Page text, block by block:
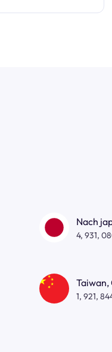
Nach
4, 931,
Taiwan,
1, 921,